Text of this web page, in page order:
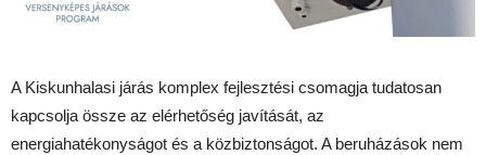
A Kiskunhalasi járás komplex fejlesztési csomagja tudatosan
kapcsolja össze az elérhetőség javítását, az
energiahatékonyságot és a közbiztonságot. A beruházások nem